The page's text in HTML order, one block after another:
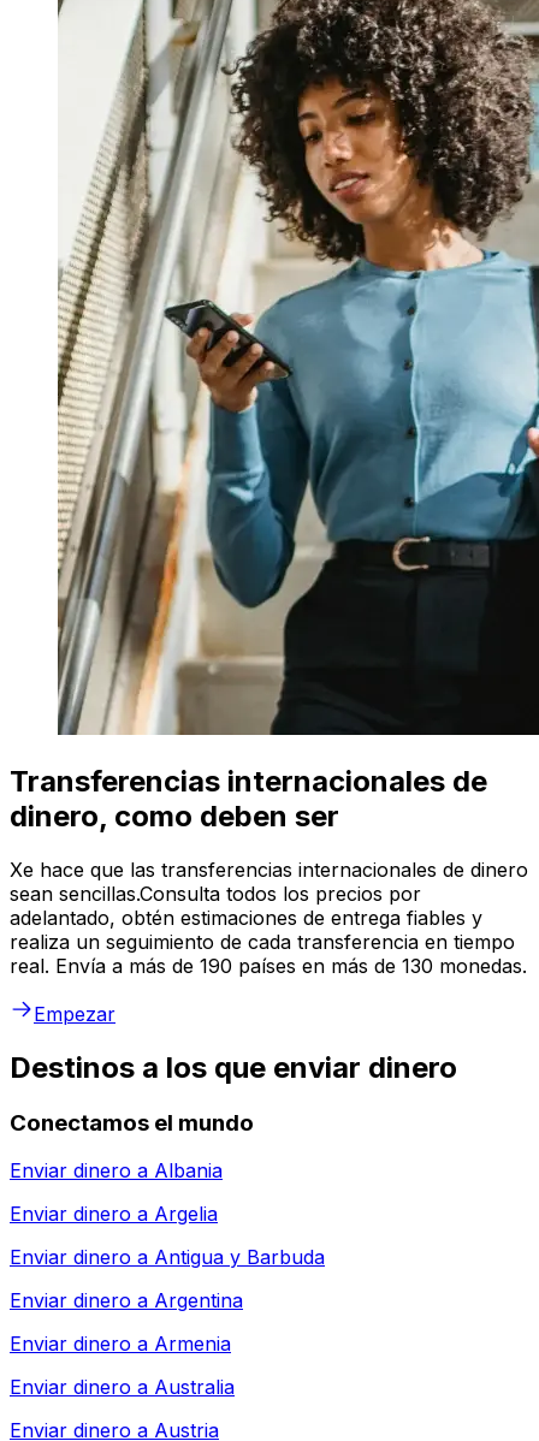
Transferencias internacionales de
dinero, como deben ser
Xe hace que las transferencias internacionales de dinero
sean sencillas.Consulta todos los precios por
adelantado, obtén estimaciones de entrega fiables y
realiza un seguimiento de cada transferencia en tiempo
real. Envía a más de 190 países en más de 130 monedas.
Empezar
Destinos a los que enviar dinero
Conectamos el mundo
Enviar dinero a Albania
Enviar dinero a Argelia
Enviar dinero a Antigua y Barbuda
Enviar dinero a Argentina
Enviar dinero a Armenia
Enviar dinero a Australia
Enviar dinero a Austria